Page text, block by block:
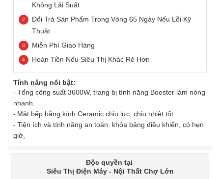
Không Lãi Suất
Đổi Trả Sản Phẩm Trong Vòng 65 Ngày Nếu Lỗi Kỹ
Thuật
Miễn Phí Giao Hàng
Hoàn Tiền Nếu Siêu Thị Khác Rẻ Hơn
Tính năng nổi bật:
Tổng công suất 3600W, trang bị tính năng Booster làm nóng
nhanh.
Mặt bếp bằng kính Ceramic chịu lực, chịu nhiệt tốt.
Tiện ích và tính năng an toàn: khóa bảng điều khiển, có hẹn
giờ,
Độc quyền tại
Siêu Thị Điện Máy - Nội Thất Chợ Lớn